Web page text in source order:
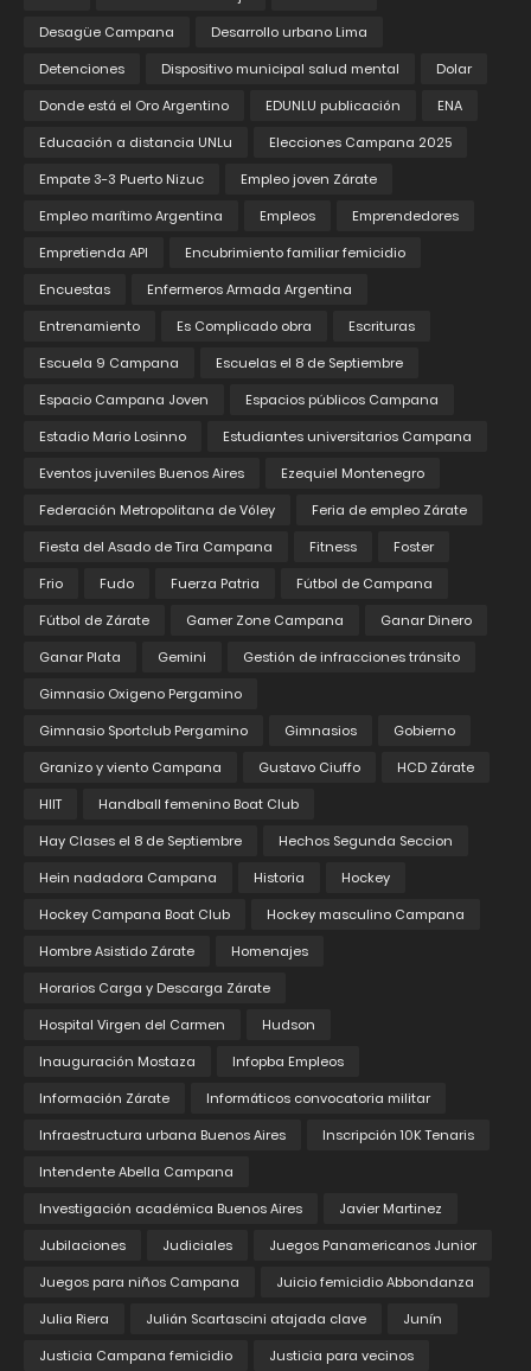
Desagüe Campana
Desarrollo urbano Lima
Detenciones
Dispositivo municipal salud mental
Dolar
Donde está el Oro Argentino
EDUNLU publicación
ENA
Educación a distancia UNLu
Elecciones Campana 2025
Empate 3-3 Puerto Nizuc
Empleo joven Zárate
Empleo marítimo Argentina
Empleos
Emprendedores
Empretienda API
Encubrimiento familiar femicidio
Encuestas
Enfermeros Armada Argentina
Entrenamiento
Es Complicado obra
Escrituras
Escuela 9 Campana
Escuelas el 8 de Septiembre
Espacio Campana Joven
Espacios públicos Campana
Estadio Mario Losinno
Estudiantes universitarios Campana
Eventos juveniles Buenos Aires
Ezequiel Montenegro
Federación Metropolitana de Vóley
Feria de empleo Zárate
Fiesta del Asado de Tira Campana
Fitness
Foster
Frio
Fudo Fuerza Patria
Fútbol de Campana
Fútbol de Zárate
Gamer Zone Campana
Ganar Dinero
Ganar Plata
Gemini
Gestión de infracciones tránsito
Gimnasio Oxigeno Pergamino
Gimnasio Sportclub Pergamino
Gimnasios
Gobierno
Granizo y viento Campana
Gustavo Ciuffo
HCD Zárate
HIIT
Handball femenino Boat Club
Hay Clases el 8 de Septiembre
Hechos Segunda Seccion
Hein nadadora Campana
Historia
Hockey
Hockey Campana Boat Club
Hockey masculino Campana
Hombre Asistido Zárate
Homenajes
Horarios Carga y Descarga Zárate
Hospital Virgen del Carmen
Hudson
Inauguración Mostaza
Infopba Empleos
Información Zárate
Informáticos convocatoria militar
Infraestructura urbana Buenos Aires
Inscripción 10K Tenaris
Intendente Abella Campana
Investigación académica Buenos Aires
Javier Martinez
Jubilaciones
Judiciales
Juegos Panamericanos Junior
Juegos para niños Campana
Juicio femicidio Abbondanza
Julia Riera
Julián Scartascini atajada clave
Junín
Justicia Campana femicidio
Justicia para vecinos